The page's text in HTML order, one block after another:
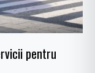
pentru